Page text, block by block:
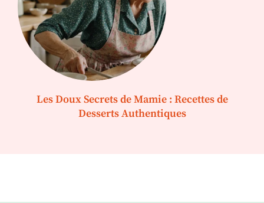
Les Doux Secrets de Mamie : Recettes de
Desserts Authentiques